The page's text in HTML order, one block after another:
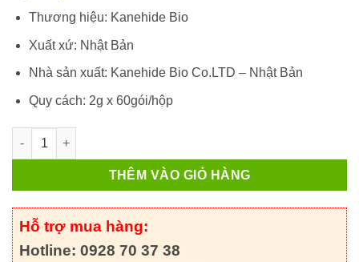
Thương hiệu: Kanehide Bio
Xuất xứ: Nhật Bản
Nhà sản xuất: Kanehide Bio Co.LTD – Nhật Bản
Quy cách: 2g x 60gói/hộp
Nano Nghệ Phòng Và Hỗ Trợ Điều Trị Ung Thư Dạ Dày, Đại
THÊM VÀO GIỎ HÀNG
Hỗ trợ mua hàng:
Hotline: 0928 70 37 38